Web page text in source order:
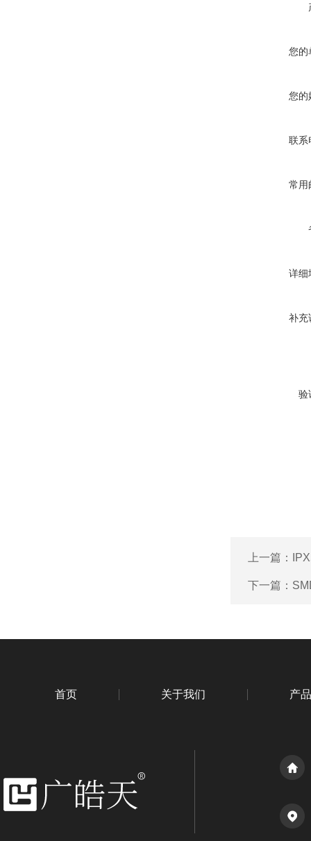
您的
您的
联系
常用
详细
补充
验
上一篇：
下一篇：
首页 关于我们 产